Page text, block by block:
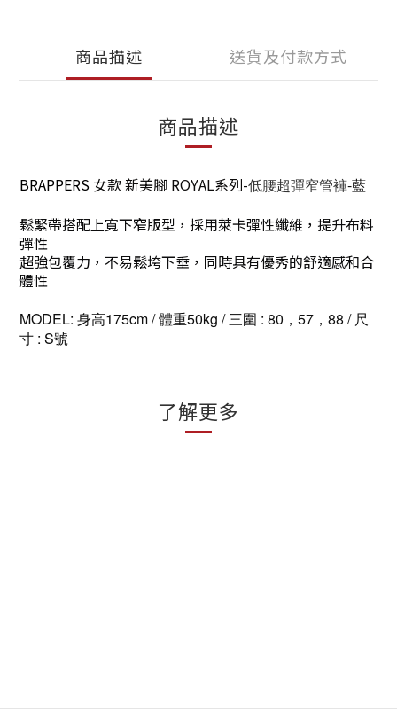
商品描述 送貨及付款方式
商品描述
BRAPPERS 女款新美腳 ROYAL系列-低腰超彈窄管褲-藍
鬆緊帶搭配上寬下窄版型，採用萊卡彈性纖維，提升布料
彈性
超強包覆力，不易鬆垮下垂，同時具有優秀的舒適感和合
體性
MODEL: 身高175cm/ 體重50kg / 三圍 : 80，57，88 / 尺
寸 : S號
了解更多